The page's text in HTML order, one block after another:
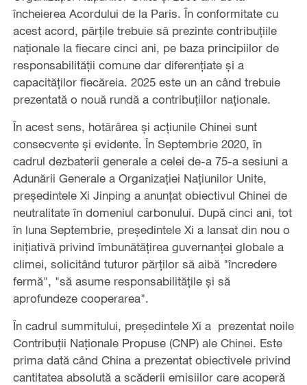
încheierea Acordului de la Paris. În conformitate cu
acest acord, părțile trebuie să prezinte contribuțiile
naționale la fiecare cinci ani, pe baza principiilor de
responsabilității comune dar diferențiate și a
capacităților fiecăreia. 2025 este un an când trebuie
prezentată o nouă rundă a contribuțiilor naționale.
În acest sens, hotărârea şi acţiunile Chinei sunt
consecvente şi evidente. În Septembrie 2020, în
cadrul dezbaterii generale a celei de-a 75-a sesiuni a
Adunării Generale a Organizației Națiunilor Unite,
președintele Xi Jinping a anunțat obiectivul Chinei de
neutralitate în domeniul carbonului. După cinci ani, tot
în luna Septembrie, președintele Xi a lansat din nou o
inițiativă privind îmbunătățirea guvernanței globale a
climei, solicitând tuturor părților să aibă "încredere
fermă", "să asume responsabilitățile și să
aprofundeze cooperarea".
În cadrul summitului, președintele Xi a prezentat noile
Contribuții Naționale Propuse (CNP) ale Chinei. Este
prima dată când China a prezentat obiectivele privind
cantitatea absolută a scăderii emisiilor care acoperă